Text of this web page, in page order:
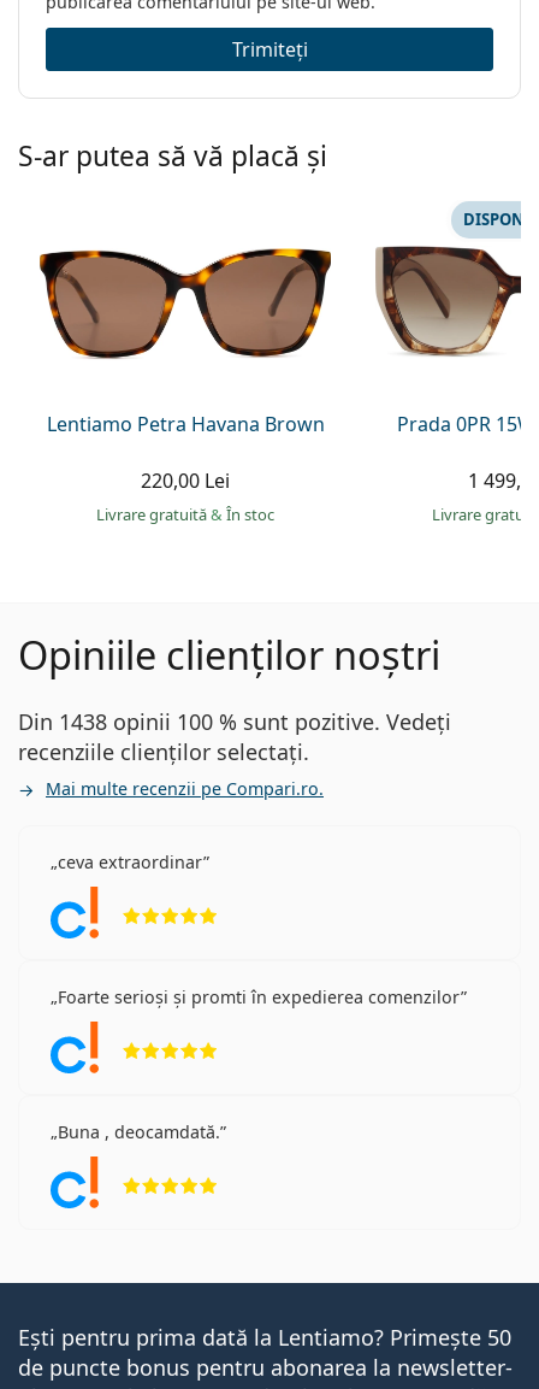
Trimiteți
S-ar putea să vă placă și
Lentiamo Petra Havana Brown
220,00 Lei
Livrare gratuită& În stoc
Prada 0PR
1
Livrare
Opiniile clienților noștri
Din 1438 opinii 100 % sunt pozitive. Vedeți
recenziile clienților selectați.
Mai multe recenzii pe Compari.ro.
ceva extraordinar
Foarte serioși și promti în expedierea comenzilor
Buna , deocamdată.
Ești pentru prima dată la Lentiamo? Primește 50
de puncte bonus pentru abonarea la newsletter-